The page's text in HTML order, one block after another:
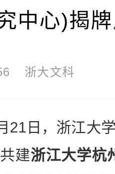
中心)揭
浙大文科
日，浙江大学
建浙江大学杭